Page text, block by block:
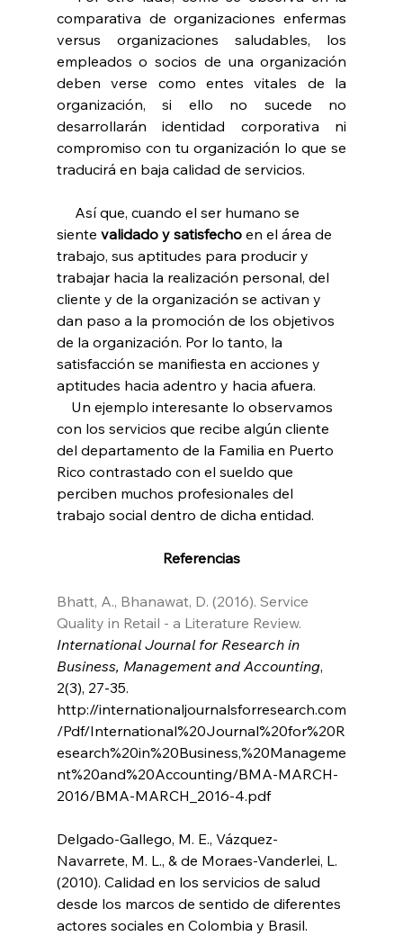
comparativa de organizaciones enfermas
versus organizaciones saludables, los
empleados o socios de una organización
deben verse como entes vitales de la
organización, si ello no sucede no
desarrollarán identidad corporativa ni
compromiso con tu organización lo que se
traducirá en baja calidad de servicios.
siente validado y satisfecho en el área de
trabajo, sus aptitudes para producir y
trabajar hacia la realización personal, del
cliente y de la organización se activan y
dan paso a la promoción de los objetivos
de la organización. Por lo tanto, la
satisfacción se manifiesta en acciones y
aptitudes hacia adentro y hacia afuera.
con los servicios que recibe algún cliente
del departamento de la Familia en Puerto
Rico contrastado con el sueldo que
perciben muchos profesionales del
trabajo social dentro de dicha entidad.
Referencias
Bhatt, A., Bhanawat, D. (2016). Service
Quality in Retail - a Literature Review.
International Journal for Research in
Business, Management and Accounting,
2(3), 27-35.
http://internationaljournalsforresearch.com
/Pdf/International%20Journal%20for%20R
esearch%20in%20Business,%20Manageme
nt%20and%20Accounting/BMA-MARCH-
2016/BMA-MARCH_2016-4.pdf
Delgado-Gallego, M. E., Vázquez-
Navarrete, M. L., & de Moraes-Vanderlei, L.
(2010). Calidad en los servicios de salud
desde los marcos de sentido de diferentes
actores sociales en Colombia y Brasil.